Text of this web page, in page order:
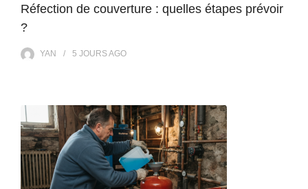
Réfection de couverture : quelles étapes prévoir
?
YAN 5 JOURSAGO